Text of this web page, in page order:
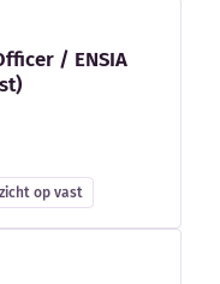
/ ENSIA
op vast